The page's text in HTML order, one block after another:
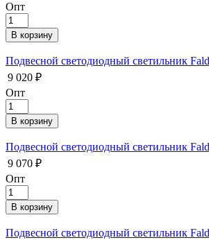
Опт
Подвесной светодиодный светильник
9 020 ₽
Опт
Подвесной светодиодный светильник
9 070 ₽
Опт
Подвесной светодиодный светильник